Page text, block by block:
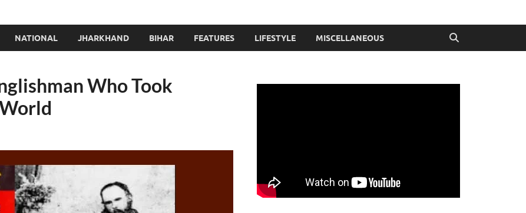
NATIONAL JHARKHAND BIHAR FEATURES LIFESTYLE MISCELLANEOUS
Who Took